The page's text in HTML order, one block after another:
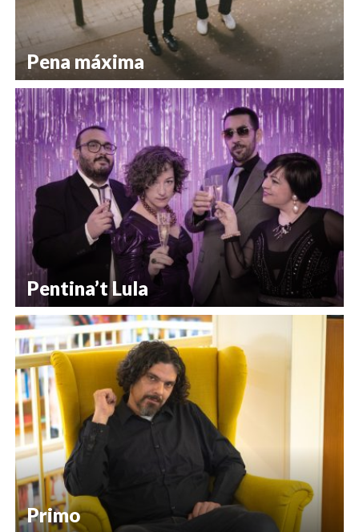
Pena máxima
Pentina’t Lula
Primo